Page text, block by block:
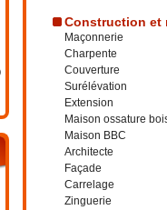
Construction et
Maçonnerie
Charpente
Couverture
Surélévation
Extension
Maison ossature
Maison BBC
Architecte
Façade
Carrelage
Zinguerie